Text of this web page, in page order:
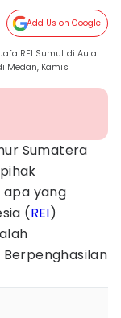
Add Us on Google
REI Sumut di Aula
Medan, Kamis
Sumatera
apa yang
(REI)